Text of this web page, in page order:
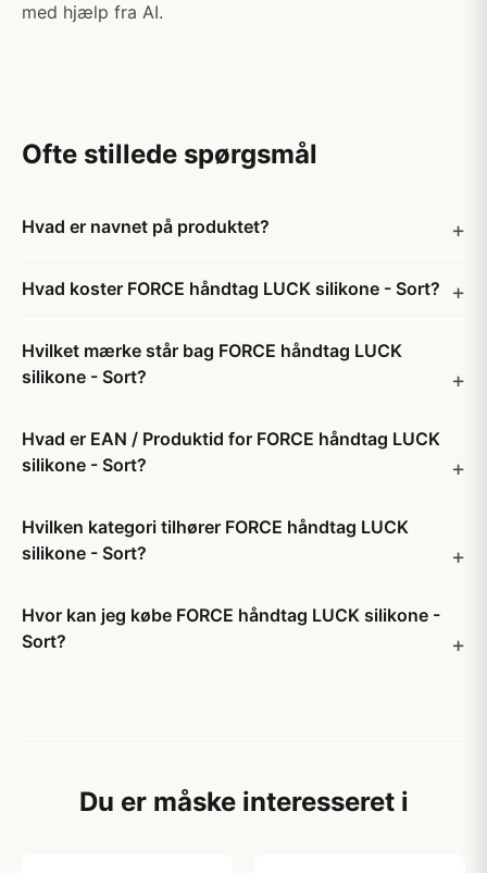
med hjælp fra AI.
Ofte stillede spørgsmål
Hvad er navnet på produktet?
Hvad koster FORCE håndtag LUCK silikone - Sort?
Hvilket mærke står bag FORCE håndtag LUCK
silikone - Sort?
Hvad er EAN / Produktid for FORCE håndtag LUCK
silikone - Sort?
Hvilken kategori tilhører FORCE håndtag LUCK
silikone - Sort?
Hvor kan jeg købe FORCE håndtag LUCK silikone -
Sort?
Du er måske interesseret i